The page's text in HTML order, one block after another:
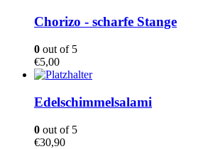
Chorizo - scharfe Stange
0 out of 5
€5,00
Edelschimmelsalami
0 out of 5
€30,90